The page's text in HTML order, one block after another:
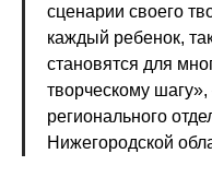
сценарии своего
каждый ребенок,
становятся для
творческому
регионального
Нижегородской